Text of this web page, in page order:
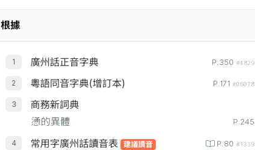
根據
廣州話正音字典 P.350 #4829
粵語同音字典(增訂本) P.171 #06078
商務新詞典
慂的異體
P.245
常用字廣州話讀音表 建議讀音 P.80 #1339